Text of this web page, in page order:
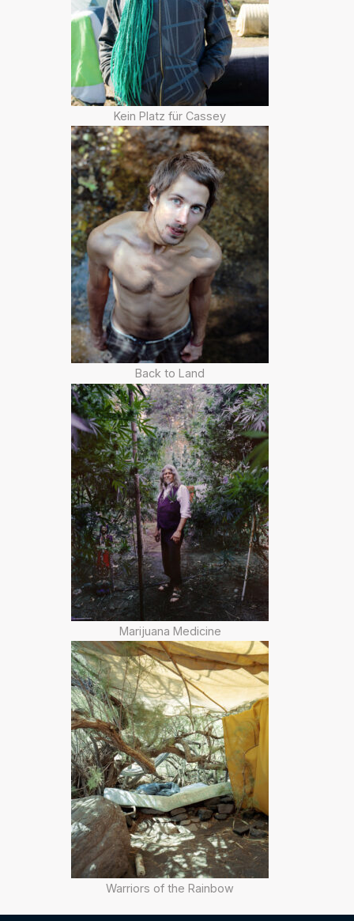
Kein Platz für Cassey
Back to Land
Marijuana Medicine
Warriors of the Rainbow